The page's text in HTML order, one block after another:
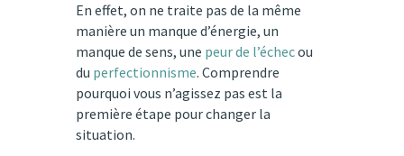
En effet, on ne traite pas de la même
manière un manque d’énergie, un
manque de sens, une peur de l’échecou
du perfectionnisme. Comprendre
pourquoi vous n’agissez pas est la
première étape pour changer la
situation.